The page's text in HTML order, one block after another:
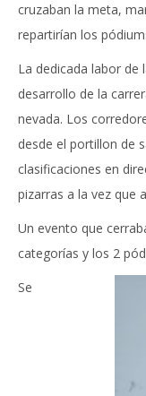
cruzaban la meta,
repartirían los
La dedicada labor de
desarrollo de la
nevada. Los
desde el portillon de
clasificaciones en
pizarras a la vez que
Un evento que
categorías y los 2
Se